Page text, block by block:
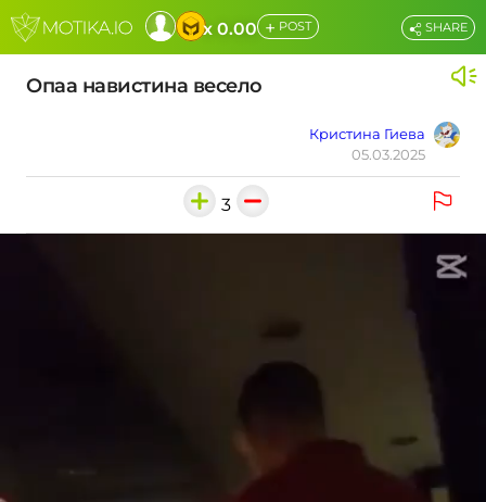
x 0.00 + POST
Опаа навистина весело
Кристина Гиева
05.03.2025
SHARE
3